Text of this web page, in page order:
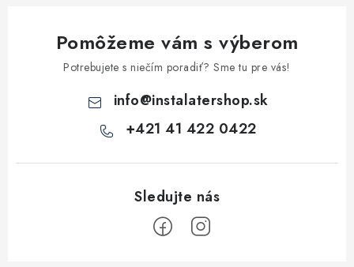
Pomôžeme vám s výberom
Potrebujete s niečím poradiť? Sme tu pre vás!
info@instalatershop.sk
+421 41 422 0422